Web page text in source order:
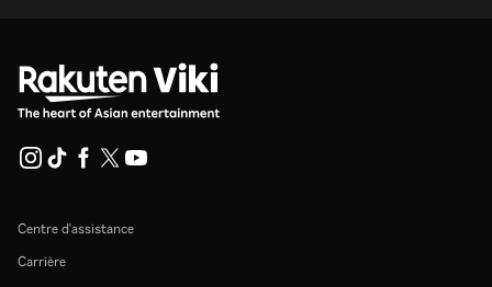
Centre d'assistance
Carrière